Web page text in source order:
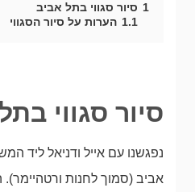
1 סיור סגווי בתל אביב
1.1 הערות על סיור הסגווי
סיור סגווי
נפגשנו עם אייל ודניאל ליד
אביב (סמוך לחנות ורטהיימר).